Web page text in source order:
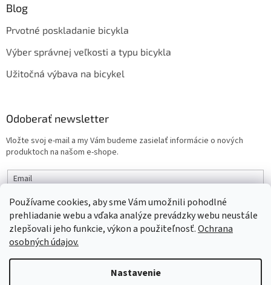
Používame cookies, aby sme Vám umožnili pohodlné
prehliadanie webu a vďaka analýze prevádzky webu neustále
zlepšovali jeho funkcie, výkon a použiteľnosť.Ochrana
osobných údajov.
Nastavenie
Blog
Prvotné poskladanie bicykla
Výber správnej veľkosti a typu bicykla
Užitočná výbava na bicykel
Odoberať newsletter
Vložte svoj e-mail a my Vám budeme zasielať informácie o nových
produktoch na našom e-shope.
Email
PRIHLÁSIŤ SA